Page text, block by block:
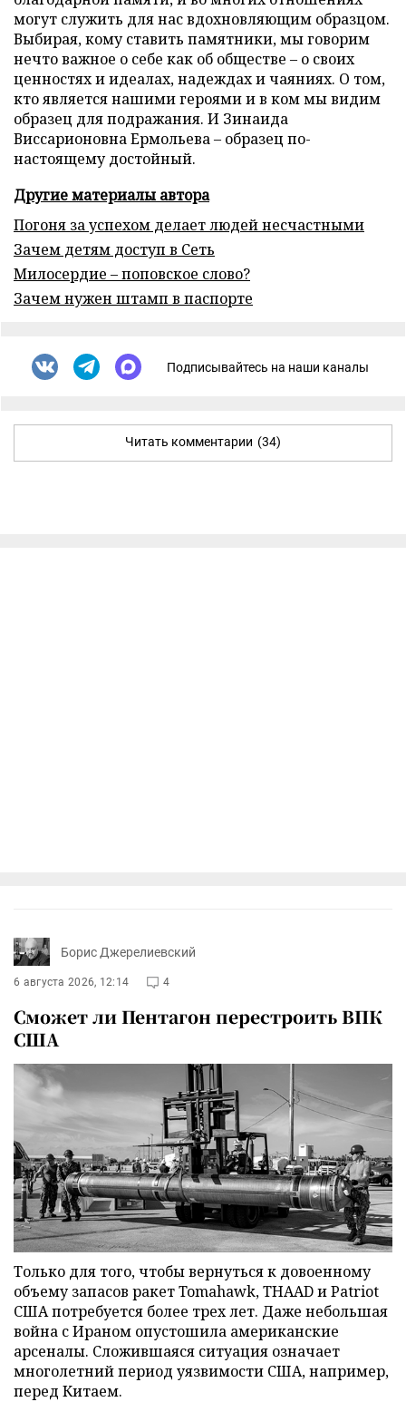
могут служить для нас вдохновляющим образцом.
Выбирая, кому ставить памятники, мы говорим
нечто важное о себе как об обществе – о своих
ценностях и идеалах, надеждах и чаяниях. О том,
кто является нашими героями и в ком мы видим
образец для подражания. И Зинаида
Виссарионовна Ермольева – образец по-
настоящему достойный.
Другие материалы автора
Погоня за успехом делает людей несчастными
Зачем детям доступ в Сеть
Милосердие – поповское слово?
Зачем нужен штамп в паспорте
Подписывайтесь на наши каналы
Читать комментарии (34)
Борис Джерелиевский
6 августа 2026, 12:14 4
Сможет ли Пентагон перестроить ВПК
США
Только для того, чтобы вернуться к довоенному
объему запасов ракет Tomahawk, THAAD и Patriot
США потребуется более трех лет. Даже небольшая
война с Ираном опустошила американские
арсеналы. Сложившаяся ситуация означает
многолетний период уязвимости США, например,
перед Китаем.